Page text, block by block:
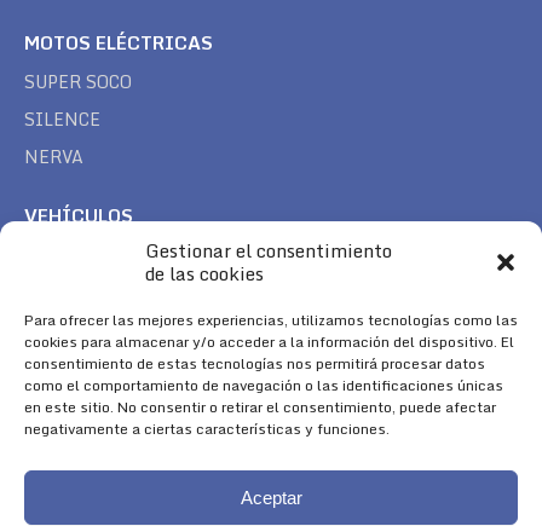
Gestionar el consentimiento
de las cookies
Para ofrecer las mejores experiencias, utilizamos tecnologías como las
cookies para almacenar y/o acceder a la información del dispositivo. El
consentimiento de estas tecnologías nos permitirá procesar datos
como el comportamiento de navegación o las identificaciones únicas
en este sitio. No consentir o retirar el consentimiento, puede afectar
negativamente a ciertas características y funciones.
Aceptar
MOTOS ELÉCTRICAS
SUPER SOCO
SILENCE
NERVA
VEHÍCULOS
TREK
SÍGUENOS
Encuéntranos en:
Facebook
page
YouTube
page
Instagram
page